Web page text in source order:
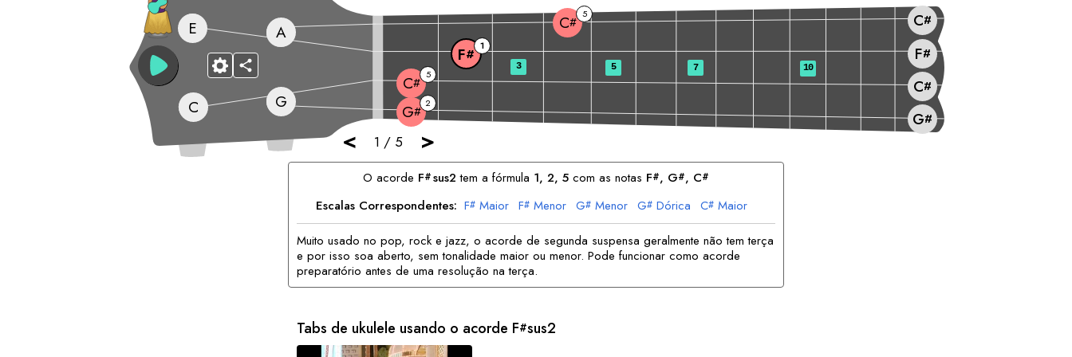
< 1 / 5 >
G G# 2
G#
C
C# 5
C#
E
F# 1 F#
A C# 5 C#
3 5 7 10
O acorde F#sus2 tem a fórmula 1, 2, 5com as notas F#, G#, C#
Escalas Correspondentes: F# Maior F# Menor G# Menor G# Dórica C# Maior
C Menor
Muito usado no pop, rock e jazz, o acorde de segunda suspensa geralmente não tem terça
e por isso soa aberto, sem tonalidade maior ou menor. Pode funcionar como acorde
preparatório antes de uma resolução na terça.
Tabs de ukulele usando o acorde F#sus2